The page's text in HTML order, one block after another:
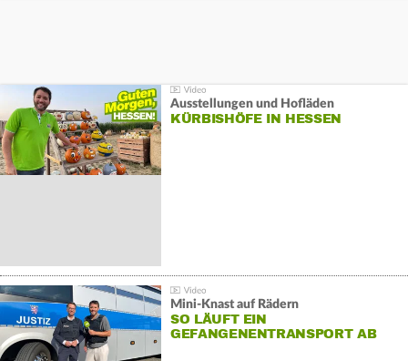
Ausstellungen und Hofläden
KÜRBISHÖFE IN HESSEN
Mini-Knast auf Rädern
SO LÄUFT EIN
GEFANGENENTRANSPORT AB